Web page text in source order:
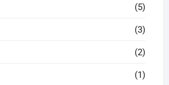
(5)
(3)
(2)
(1)